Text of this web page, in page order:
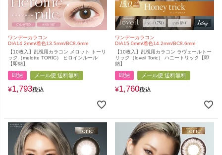
ワンデーカラコン
DIA14.2mm/着色13.5mm/BC8.6mm
【10枚入】乱視用カラコン メロット トーリ
ック（melotte TORIC） ヒロインルール
【即納】
即納 メール便 送料無料
¥1,793税込
ワンデーカラコン
DIA15.0mm/着色14.2mm/BC8.6mm
【10枚入】乱視用カラコン ラヴェールトー
リック（loveil Toric） ハニートリック【即
納】
即納 メール便 送料無料
¥1,760税込